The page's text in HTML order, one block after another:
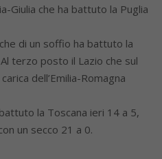
Giulia che ha battuto la Puglia
di un soffio ha battuto la
terzo posto il Lazio che sul
dell’Emilia-Romagna
la Toscana ieri 14 a 5,
un secco 21 a 0.